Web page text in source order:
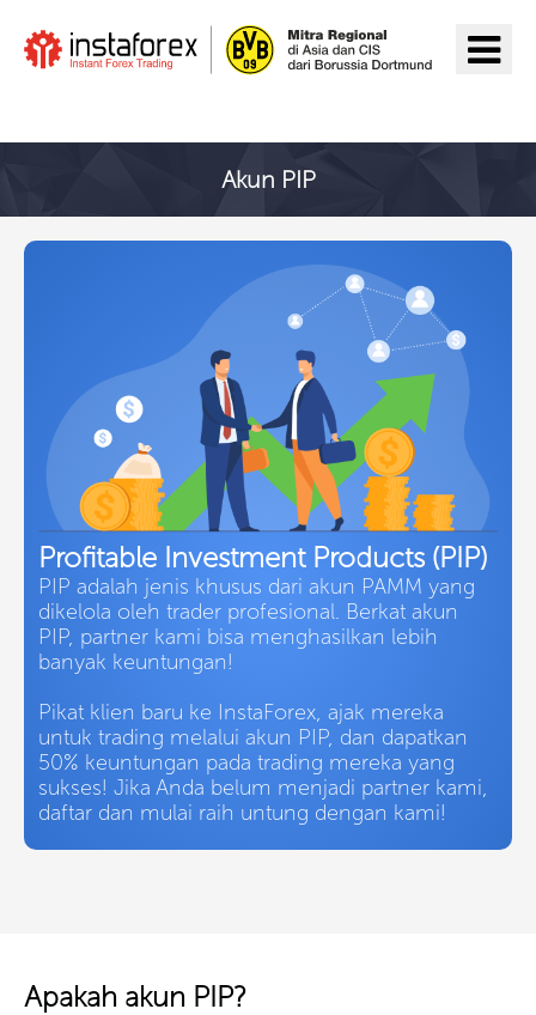
Akun PIP
Profitable Investment Products (PIP)
PIP adalah jenis khusus dari akun PAMM yang
dikelola oleh trader profesional. Berkat akun
PIP, partner kami bisa menghasilkan lebih
banyak keuntungan!
Pikat klien baru ke InstaForex, ajak mereka
untuk trading melalui akun PIP, dan dapatkan
50% keuntungan pada trading mereka yang
sukses! Jika Anda belum menjadi partner kami,
daftar dan mulai raih untung dengan kami!
Apakah akun PIP?